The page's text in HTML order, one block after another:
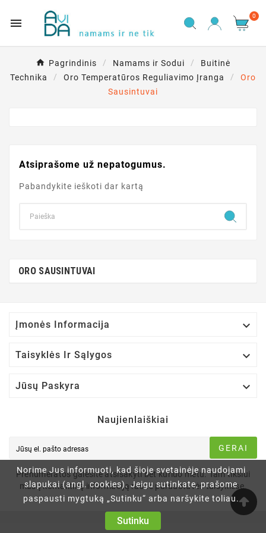
Norime Jus informuoti, kad šioje svetainėje naudojami
slapukai (angl. cookies). Jeigu sutinkate, prašome
paspausti mygtuką „Sutinku“ arba naršykite toliau.
Sutinku

0
Pagrindinis Namams ir Sodui
Buitinė
Technika
Oro Temperatūros Reguliavimo Įranga
Oro
Sausintuvai
Atsiprašome už nepatogumus.
Pabandykite ieškoti dar kartą
ORO SAUSINTUVAI
Įmonės Informacija 
Taisyklės Ir Sąlygos 
Jūsų Paskyra 
Naujienlaiškiai
GERAI
Prenumeratos galėsite atsisakyti bet kuriuo metu. Tam tikslui
mūsų kontaktinę informaciją rasite parduotuvės taisyklėse.